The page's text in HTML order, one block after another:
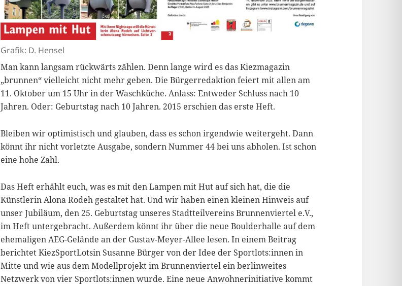
Grafik: D. Hensel
Man kann langsam rückwärts zählen. Denn lange wird es das Kiezmagazin
„brunnen“ vielleicht nicht mehr geben. Die Bürgerredaktion feiert mit allen am
11. Oktober um 15 Uhr in der Waschküche. Anlass: Entweder Schluss nach 10
Jahren. Oder: Geburtstag nach 10 Jahren. 2015 erschien das erste Heft.
Bleiben wir optimistisch und glauben, dass es schon irgendwie weitergeht. Dann
könnt ihr nicht vorletzte Ausgabe, sondern Nummer 44 bei uns abholen. Ist schon
eine hohe Zahl.
Das Heft erhählt euch, was es mit den Lampen mit Hut auf sich hat, die die
Künstlerin Alona Rodeh gestaltet hat. Und wir haben einen kleinen Hinweis auf
unser Jubiläum, den 25. Geburtstag unseres Stadtteilvereins Brunnenviertel e.V.,
im Heft untergebracht. Außerdem könnt ihr über die neue Boulderhalle auf dem
ehemaligen AEG-Gelände an der Gustav-Meyer-Allee lesen. In einem Beitrag
berichtet KiezSportLotsin Susanne Bürger von der Idee der Sportlots:innen in
Mitte und wie aus dem Modellprojekt im Brunnenviertel ein berlinweites
Netzwerk von vier Sportlots:innen wurde. Eine neue Anwohnerinitiative kommt